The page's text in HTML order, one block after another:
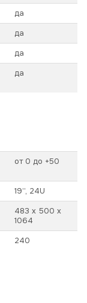
да
да
да
да
от 0 до +50
19’’, 24U
483 х 500 х
1064
240